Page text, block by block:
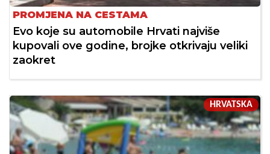
PROMJENA NA CESTAMA
Evo koje su automobile Hrvati najviše
kupovali ove godine, brojke otkrivaju veliki
zaokret
HRVATSKA